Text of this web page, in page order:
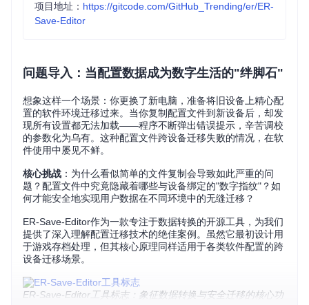
项目地址： https://gitcode.com/GitHub_Trending/er/ER-
Save-Editor
问题导入：当配置数据成为数字生活的"绊脚石"
想象这样一个场景：你更换了新电脑，准备将旧设备上精心配
置的软件环境迁移过来。当你复制配置文件到新设备后，却发
现所有设置都无法加载——程序不断弹出错误提示，辛苦调校
的参数化为乌有。这种配置文件跨设备迁移失败的情况，在软
件使用中屡见不鲜。
核心挑战 ：为什么看似简单的文件复制会导致如此严重的问
题？配置文件中究竟隐藏着哪些与设备绑定的"数字指纹"？如
何才能安全地实现用户数据在不同环境中的无缝迁移？
ER-Save-Editor作为一款专注于数据转换的开源工具，为我们
提供了深入理解配置迁移技术的绝佳案例。虽然它最初设计用
于游戏存档处理，但其核心原理同样适用于各类软件配置的跨
设备迁移场景。
ER-Save-Editor工具标志：象征数据转换与安全迁移的核心功